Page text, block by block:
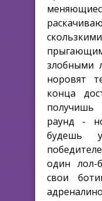
злобными
норовят
конца
раунд -
будешь
один лол-
свои